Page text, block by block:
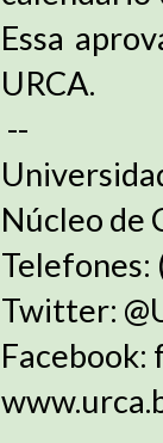
Essa
URCA.
--
Núcleo de
Twitter:
Facebook: